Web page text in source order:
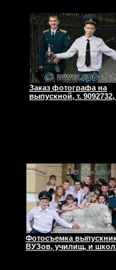
Заказ фотографа на
выпускной, т.
Фотосъемка
ВУЗов, училищ, и